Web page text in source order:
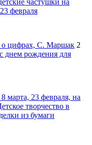
февраля
о цифрах, С. Маршак 2
днем рождения для
марта, 23 февраля, на
творчество в
из бумаги